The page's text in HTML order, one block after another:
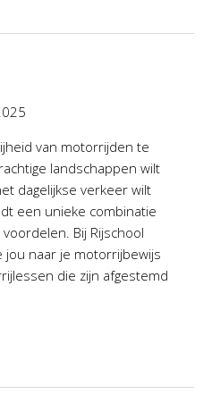
van motorrijden te
landschappen wilt
dagelijkse verkeer wilt
een unieke combinatie
Bij Rijschool
jou naar je motorrijbewijs
die zijn afgestemd